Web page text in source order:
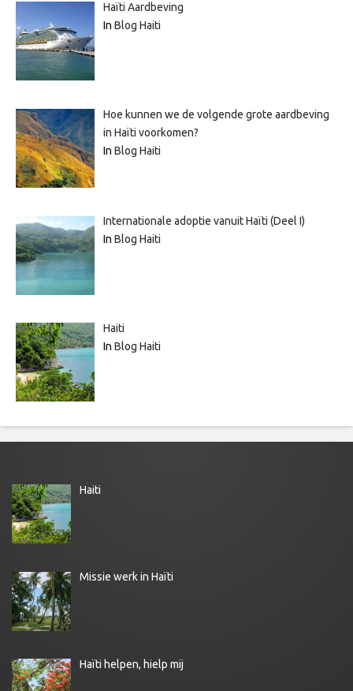
Haïti Aardbeving
In Blog Haiti
Hoe kunnen we de volgende grote aardbeving
in Haïti voorkomen?
In Blog Haiti
Internationale adoptie vanuit Haïti (Deel I)
In Blog Haiti
Haiti
In Blog Haiti
Haiti
Missie werk in Haïti
Haïti helpen, hielp mij